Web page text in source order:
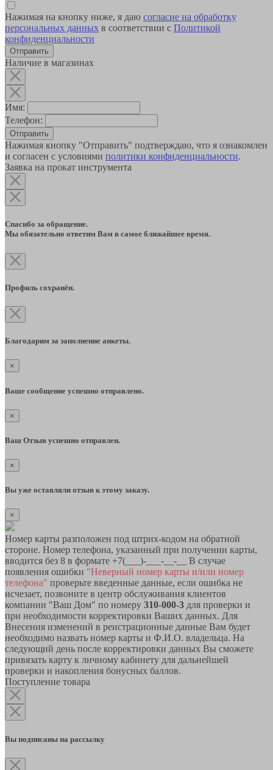
Нажимая на кнопку ниже, я даю согласие на обработку
персональных данных в соответствии с Политикой
конфиденциальности
Наличие в магазинах
Имя:
Телефон:
Отправить
Нажимая кнопку "Отправить" подтверждаю, что я ознакомлен
и согласен с условиями политики конфиденциальности.
Заявка на прокат инструмента
Спасибо за обращение.
Мы обязательно ответим Вам в самое ближайшее время.
Профиль сохранён.
Благодарим за заполнение анкеты.
×
Ваше сообщение успешно отправлено.
×
Ваш Отзыв успешно отправлен.
×
Вы уже оставляли отзыв к этому заказу.
×
Номер карты разположен под штрих-кодом на обратной
стороне. Номер телефона, указанный при получении карты,
вводится без 8 в формате +7(___)-___-__-__ В случае
появления ошибки "Неверный номер карты и/или номер
телефона" проверьте введенные данные, если ошибка не
исчезает, позвоните в центр обслуживания клиентов
компании "Ваш Дом" по номеру 310-000-3 для проверки и
при необходимости корректировки Ваших данных. Для
Внесения изменений в реистрационные данные Вам будет
необходимо назвать номер карты и Ф.И.О. владельца. На
следующий день после корректировки данных Вы сможете
привязать карту к личному кабинету для дальнейшей
проверки и накопления бонусных баллов.
Поступление товара
Вы подписаны на рассылку